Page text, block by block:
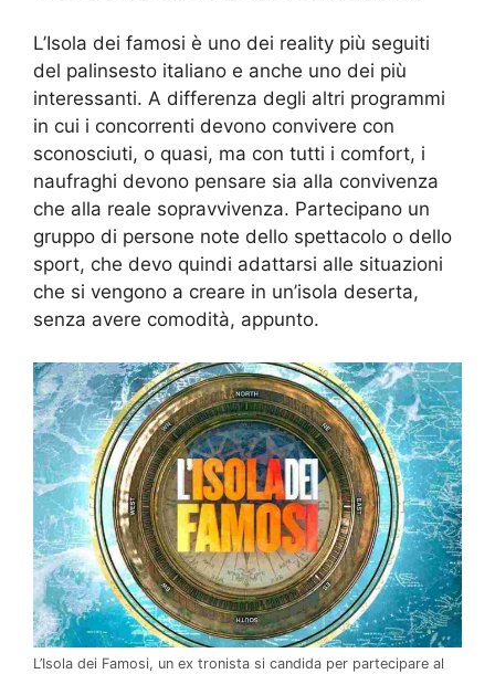
L’Isola dei famosi è uno dei reality più seguiti
del palinsesto italiano e anche uno dei più
interessanti. A differenza degli altri programmi
in cui i concorrenti devono convivere con
sconosciuti, o quasi, ma con tutti i comfort, i
naufraghi devono pensare sia alla convivenza
che alla reale sopravvivenza. Partecipano un
gruppo di persone note dello spettacolo o dello
sport, che devo quindi adattarsi alle situazioni
che si vengono a creare in un’isola deserta,
senza avere comodità, appunto.
L’Isola dei Famosi, un ex tronista si candida per partecipare al